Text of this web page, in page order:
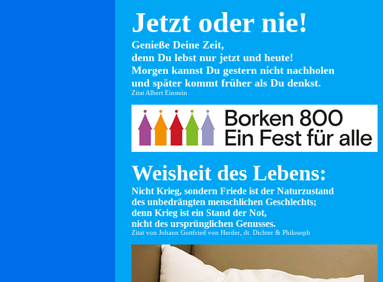
Jetzt oder nie!
Genieße Deine Zeit,
denn Du lebst nur jetzt und heute!
Morgen kannst Du gestern nicht nachholen
und später kommt früher als Du denkst.
Zitat Albert Einstein
Weisheit des Lebens:
Nicht Krieg, sondern Friede ist der Naturzustand
des unbedrängten menschlichen Geschlechts;
denn Krieg ist ein Stand der Not,
nicht des ursprünglichen Genusses.
Zitat von Johann Gottfried von Herder, dt. Dichter & Philosoph